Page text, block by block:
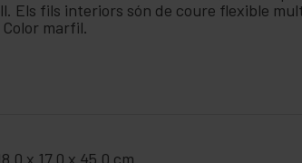
Els fils interiors són de coure flexible
marfil.
x 17.0 x 45.0 cm